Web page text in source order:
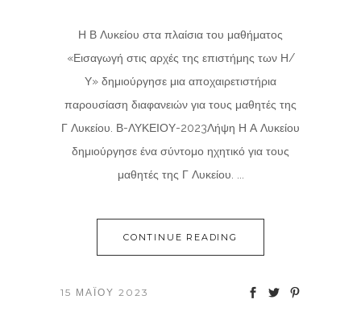
Η Β Λυκείου στα πλαίσια του μαθήματος
«Εισαγωγή στις αρχές της επιστήμης των Η/
Υ» δημιούργησε μια αποχαιρετιστήρια
παρουσίαση διαφανειών για τους μαθητές της
Γ Λυκείου. Β-ΛΥΚΕΙΟΥ-2023Λήψη Η Α Λυκείου
δημιούργησε ένα σύντομο ηχητικό για τους
μαθητές της Γ Λυκείου. ...
CONTINUE READING
15 ΜΑΪ́ΟΥ 2023